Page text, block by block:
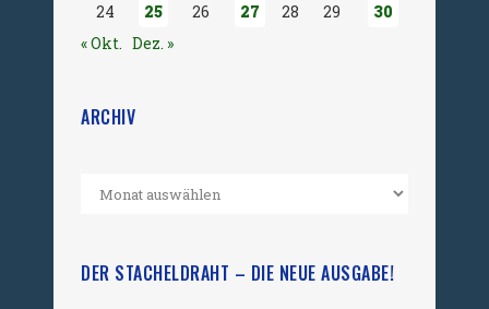
24
25 26 27 28 29
30
« Okt. Dez. »
ARCHIV
DER STACHELDRAHT – DIE NEUE AUSGABE!